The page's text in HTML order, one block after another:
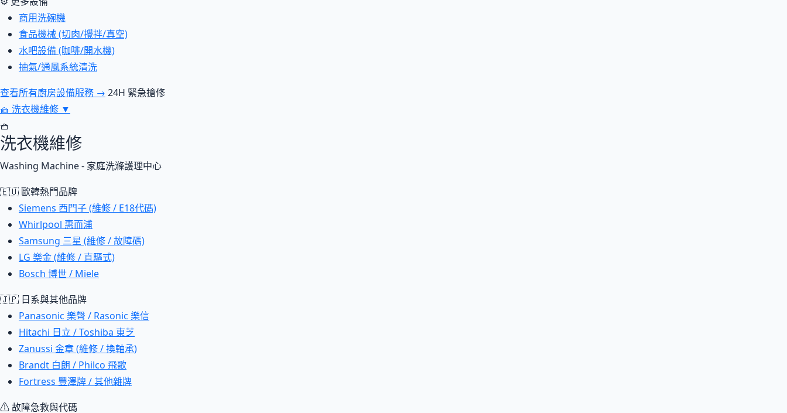
商用洗碗機
食品機械 (切肉/攪拌/真空)
水吧設備 (咖啡/開水機)
抽氣/通風系統清洗
查看所有廚房設備服務 → 24H 緊急搶修
🧺 洗衣機維修 ▼
🧺
洗衣機維修
Washing Machine - 家庭洗滌護理中心
🇪🇺 歐韓熱門品牌
Siemens 西門子 (維修 / E18代碼)
Whirlpool 惠而浦
Samsung 三星 (維修 / 故障碼)
LG 樂金 (維修 / 直驅式)
Bosch 博世 / Miele
🇯🇵 日系與其他品牌
Panasonic 樂聲 / Rasonic 樂信
Hitachi 日立 / Toshiba 東芝
Zanussi 金章 (維修 / 換軸承)
Brandt 白朗 / Philco 飛歌
Fortress 豐澤牌 / 其他雜牌
⚠ 故障急救與代碼